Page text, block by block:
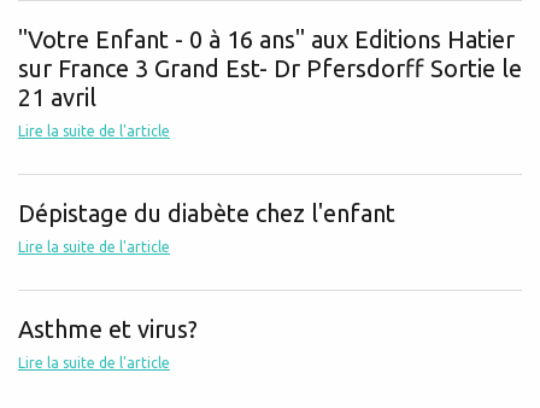
"Votre Enfant - 0 à 16 ans" aux Editions Hatier
sur France 3 Grand Est- Dr Pfersdorff Sortie le
21 avril
Lire la suite de l'article
Dépistage du diabète chez l'enfant
Lire la suite de l'article
Asthme et virus?
Lire la suite de l'article